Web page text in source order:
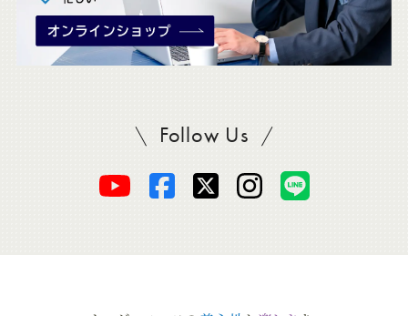
Follow UsSADAをフォロー
オ
オ
オ
オ